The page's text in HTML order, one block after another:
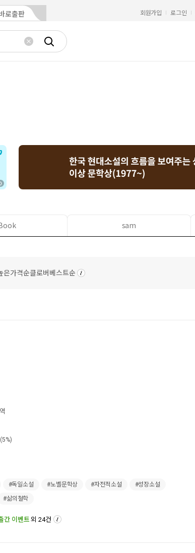
로출판 회원가입 로그인
sam
은가격순클로버베스트순
(5%)
#독일소설 #노벨문학상 #자전적소설
#성장소설
#삶의철학
간 이벤트 외 24건